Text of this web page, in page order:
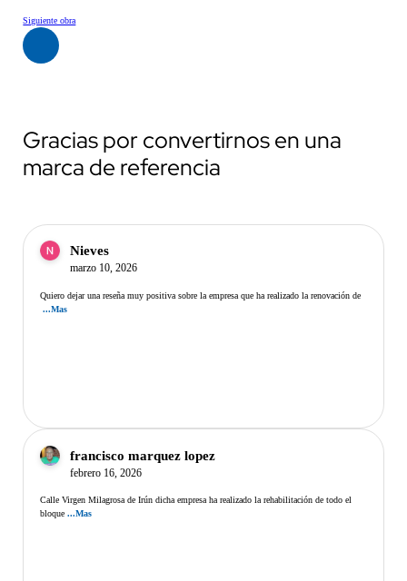
Siguiente obra
Gracias por convertirnos en una
marca de referencia
Nieves
marzo 10, 2026
Quiero dejar una reseña muy positiva sobre la empresa que ha realizado la renovación de
...Mas
francisco marquez lopez
febrero 16, 2026
Calle Virgen Milagrosa de Irún dicha empresa ha realizado la rehabilitación de todo el
bloque...Mas